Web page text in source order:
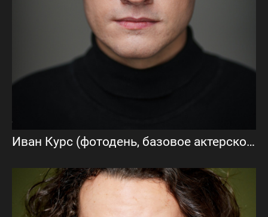
Иван Курс (фотодень, базовое актерское портфолио)